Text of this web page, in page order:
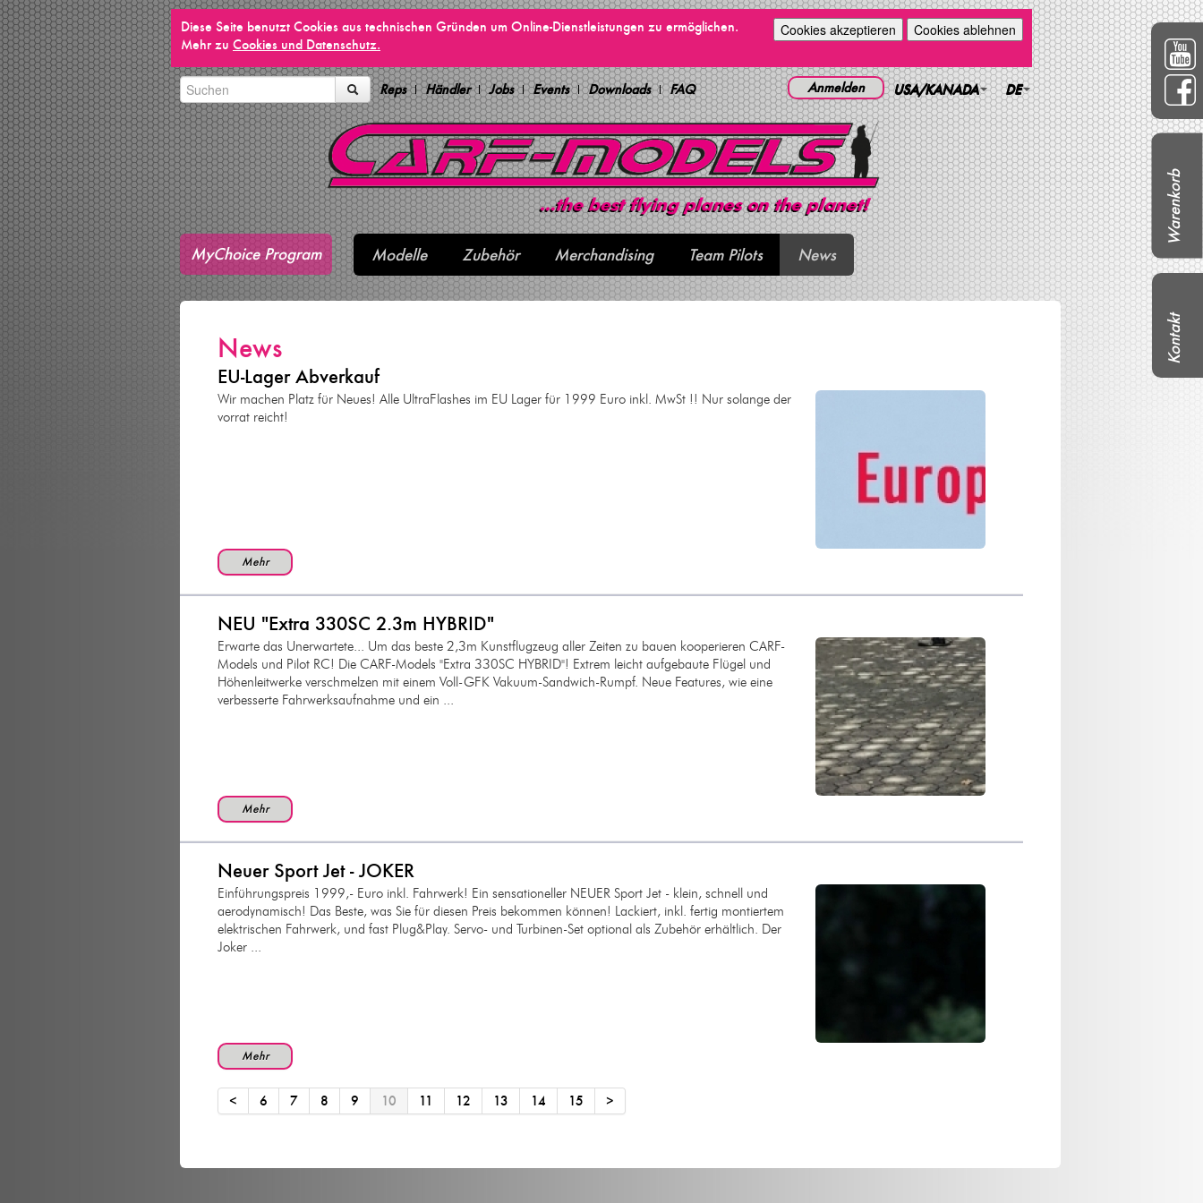
Cookies akzeptieren Cookies ablehnen
Diese Seite benutzt Cookies aus technischen Gründen um Online-Dienstleistungen zu ermöglichen.
Mehr zu Cookies und Datenschutz.
Reps Händler Jobs Events Downloads FAQ DE
USA/KANADA
Anmelden
MyChoice Program Modelle Zubehör Merchandising Team Pilots News
News
EU-Lager Abverkauf
Wir machen Platz für Neues! Alle UltraFlashes im EU Lager für 1999 Euro inkl. MwSt !! Nur solange der
vorrat reicht!
Mehr
NEU "Extra 330SC 2.3m HYBRID"
Erwarte das Unerwartete... Um das beste 2,3m Kunstflugzeug aller Zeiten zu bauen kooperieren CARF-
Models und Pilot RC! Die CARF-Models "Extra 330SC HYBRID"! Extrem leicht aufgebaute Flügel und
Höhenleitwerke verschmelzen mit einem Voll-GFK Vakuum-Sandwich-Rumpf. Neue Features, wie eine
verbesserte Fahrwerksaufnahme und ein ...
Mehr
Neuer Sport Jet - JOKER
Einführungspreis 1999,- Euro inkl. Fahrwerk! Ein sensationeller NEUER Sport Jet - klein, schnell und
aerodynamisch! Das Beste, was Sie für diesen Preis bekommen können! Lackiert, inkl. fertig montiertem
elektrischen Fahrwerk, und fast Plug&Play. Servo- und Turbinen-Set optional als Zubehör erhältlich. Der
Joker ...
Mehr
< 6 7 8 9 10 11 12 13 14 15 >
Warenkorb
Kontakt